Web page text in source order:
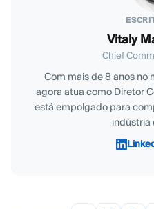
Vitaly
Chief
Com mais de 8 anos no
agora atua como Diretor
está empolgado para
indústria